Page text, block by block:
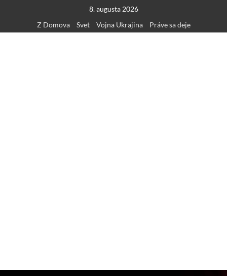
content
8. augusta 2026
Z Domova
Svet Vojna Ukrajina Práve sa deje